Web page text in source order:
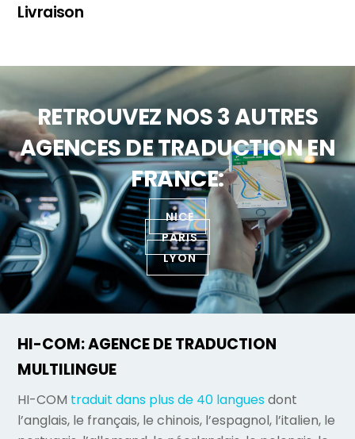
Livraison
RETROUVEZ NOS 3 AUTRES
AGENCES DE TRADUCTION EN
FRANCE:
NICE
PARIS
LYON
HI-COM: AGENCE DE TRADUCTION
MULTILINGUE
HI-COM traduit dans plus de 40 languesdont
l’anglais, le français, le chinois, l’espagnol, l’italien, le